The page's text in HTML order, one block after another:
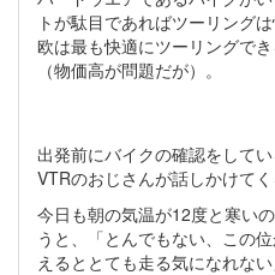
トが駄目であればツーリング
欧は最も快適にツーリングで
（物価高が問題だが）。
出発前にバイクの確認をして
VTRのおじさんが話しかけてく
今日も朝の気温が12度と寒い
うと、「とんでもない、この
えるととても走る気になれない